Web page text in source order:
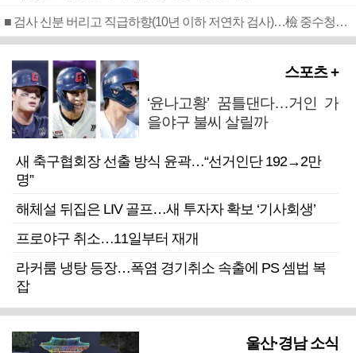
■ 검사 신분 버리고 직급하향(10년 이하 저연차 검사)…檢 중수청행 기피
스포츠 +
‘윤나고황’ 꿈틀댄다…거인 가
을야구 불씨 살릴까
새 축구협회장 선출 방식 윤곽…“선거인단 192→2만
명”
해체설 뒤집은 LIV 골프…새 투자자 확보 ‘기사회생’
프로야구 취소…11일부터 재개
라커룸 냉탕 등장…폭염 경기취소 속출에 PS 셈법 복
잡
울산·경남 소식